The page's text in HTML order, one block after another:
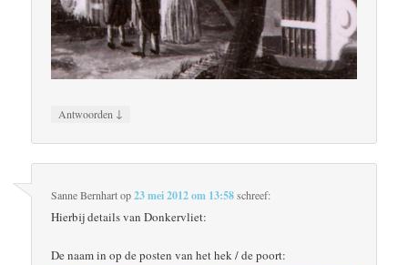
Antwoorden ↓
Sanne Bernhartop23 mei 2012 om 13:58schreef:
Hierbij details van Donkervliet:
De naam in op de posten van het hek / de poort: